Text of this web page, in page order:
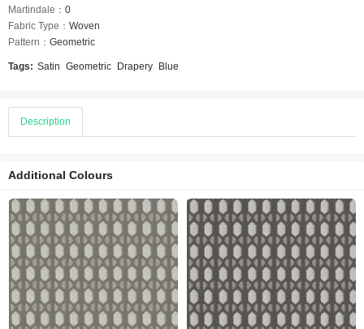
Martindale： 0
Fabric Type： Woven
Pattern： Geometric
Tags: Satin Geometric Drapery Blue
Description
Additional Colours